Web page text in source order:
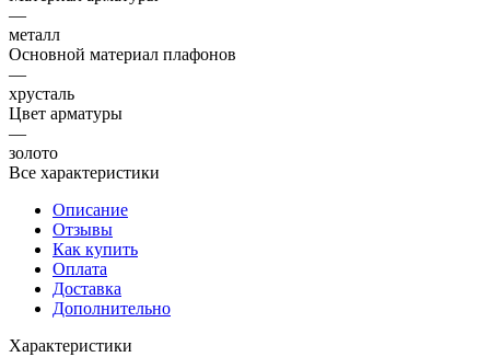
—
металл
Основной материал плафонов
—
хрусталь
Цвет арматуры
—
золото
Все характеристики
Описание
Отзывы
Как купить
Оплата
Доставка
Дополнительно
Характеристики